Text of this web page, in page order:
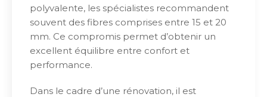
polyvalente, les spécialistes recommandent
souvent des fibres comprises entre 15 et 20
mm. Ce compromis permet d’obtenir un
excellent équilibre entre confort et
performance.
Dans le cadre d’une rénovation, il est